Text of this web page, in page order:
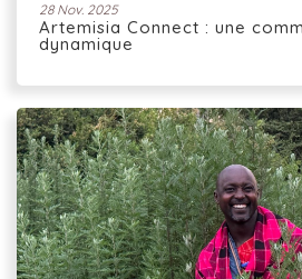
28 Nov. 2025
Artemisia Connect : une
dynamique